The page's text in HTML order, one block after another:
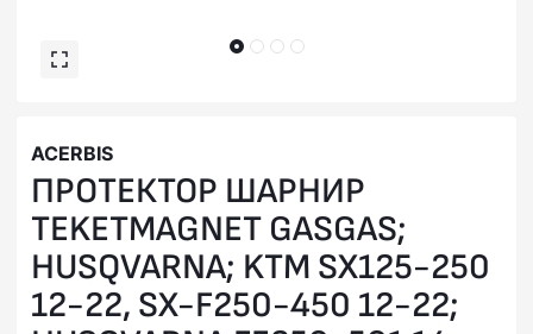
ACERBIS
ПРOТЕКТОР ШАРНИР
TEKETMAGNET GASGAS;
HUSQVARNA; KTM SX125-250
12-22, SX-F250-450 12-22;